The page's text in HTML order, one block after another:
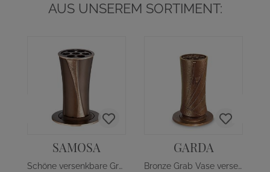
AUS UNSEREM SORTIMENT:
SAMOSA
Schöne versenkbare Grabvase
GARDA
Bronze Grab Vase versenkbar